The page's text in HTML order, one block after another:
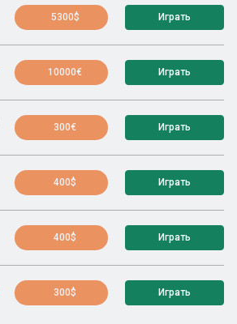
5300$ Играть
10000€ Играть
300€ Играть
400$ Играть
400$ Играть
300$ Играть